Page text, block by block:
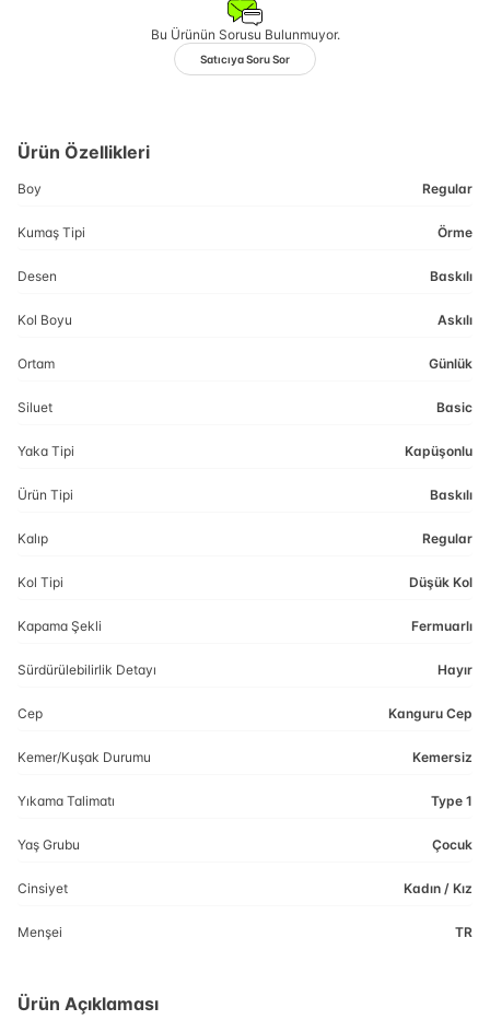
Bu Ürünün Sorusu Bulunmuyor.
Satıcıya Soru Sor
Ürün Özellikleri
Boy Regular
Kumaş Tipi Örme
Desen Baskılı
Kol Boyu Askılı
Ortam Günlük
Siluet Basic
Yaka Tipi Kapüşonlu
Ürün Tipi Baskılı
Kalıp Regular
Kol Tipi Düşük Kol
Kapama Şekli Fermuarlı
Sürdürülebilirlik Detayı Hayır
Cep Kanguru Cep
Kemer/Kuşak Durumu Kemersiz
Yıkama Talimatı Type 1
Yaş Grubu Çocuk
Cinsiyet Kadın / Kız
Menşei TR
Ürün Açıklaması